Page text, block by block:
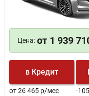
Цена: от 1 939
в Кредит
от 26 465 р/мес -